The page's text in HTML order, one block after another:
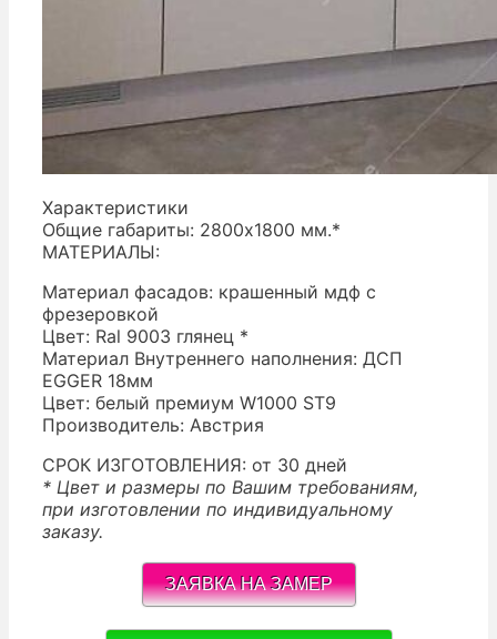
Характеристики
Общие габариты: 2800х1800 мм.*
МАТЕРИАЛЫ:
Материал фасадов: крашенный мдф с
фрезеровкой
Цвет: Ral 9003 глянец *
Материал Внутреннего наполнения: ДСП
EGGER 18мм
Цвет: белый премиум W1000 ST9
Производитель: Австрия
СРОК ИЗГОТОВЛЕНИЯ: от 30 дней
* Цвет и размеры по Вашим требованиям,
при изготовлении по индивидуальному
заказу.
ЗАЯВКА НА ЗАМЕР